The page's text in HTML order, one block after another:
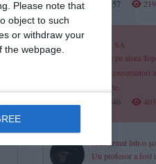
Please note that
object to such
or withdraw your
webpage.
08:57
219
RAJA SA
Avarie pe aleea
mulți consumatori
robinete
08:46
405
Atac armat într-o
Un profesor a fost